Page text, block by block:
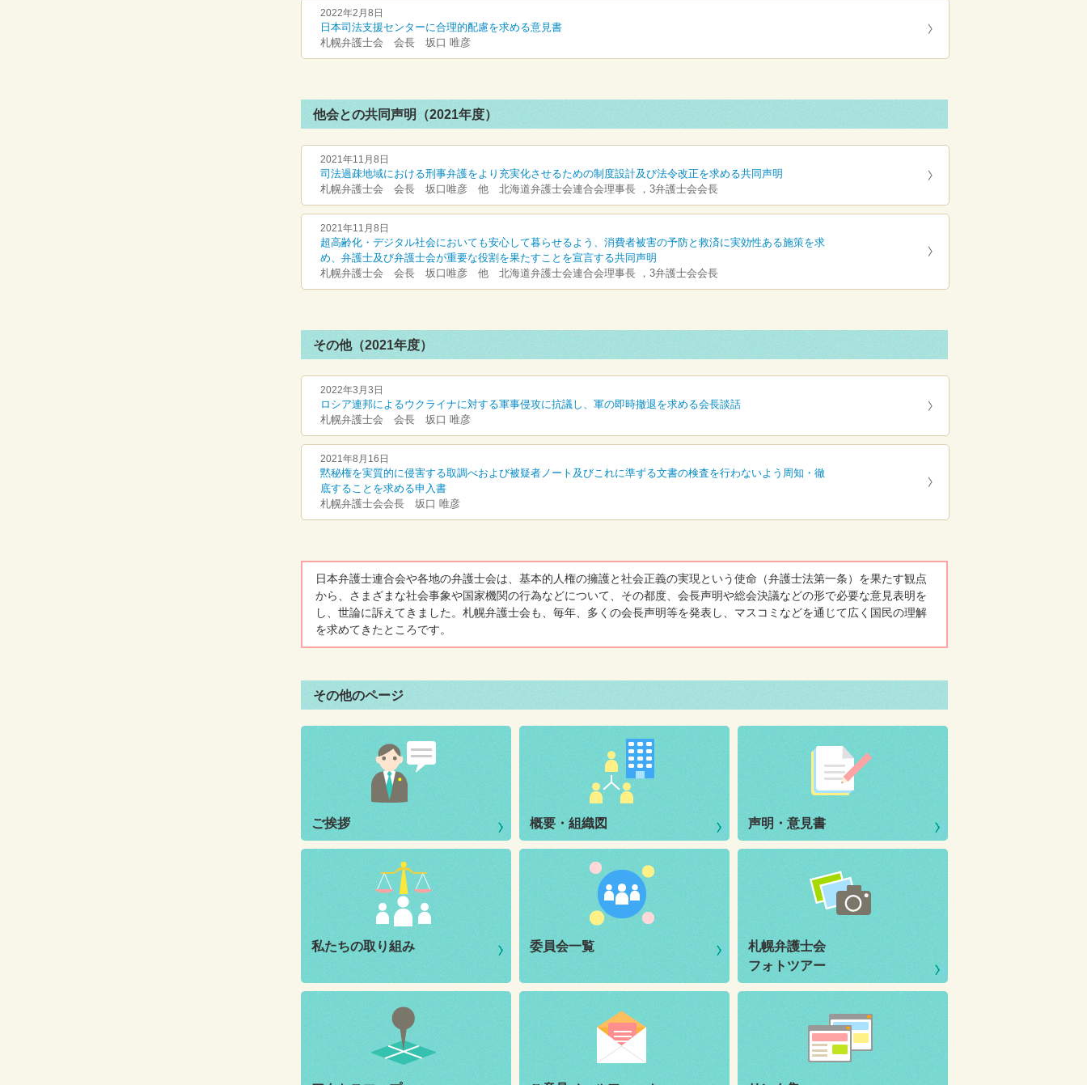
2022年2月8日
日本司法支援センターに合理的配慮を求める意見書
札幌弁護士会 会長 坂口 唯彦
他会との共同声明（2021年度）
2021年11月8日
司法過疎地域における刑事弁護をより充実化させるための制度設計及び法令改正を求める共同声明
札幌弁護士会 会長 坂口唯彦 他 北海道弁護士会連合会理事長 ，3弁護士会会長
2021年11月8日
超高齢化・デジタル社会においても安心して暮らせるよう、消費者被害の予防と救済に実効性ある施策を求
め、弁護士及び弁護士会が重要な役割を果たすことを宣言する共同声明
札幌弁護士会 会長 坂口唯彦 他 北海道弁護士会連合会理事長 ，3弁護士会会長
その他（2021年度）
2022年3月3日
ロシア連邦によるウクライナに対する軍事侵攻に抗議し、軍の即時撤退を求める会長談話
札幌弁護士会 会長 坂口 唯彦
2021年8月16日
黙秘権を実質的に侵害する取調べおよび被疑者ノート及びこれに準ずる文書の検査を行わないよう周知・徹
底することを求める申入書
札幌弁護士会会長 坂口 唯彦
日本弁護士連合会や各地の弁護士会は、基本的人権の擁護と社会正義の実現という使命（弁護士法第一条）を果たす観点
から、さまざまな社会事象や国家機関の行為などについて、その都度、会長声明や総会決議などの形で必要な意見表明を
し、世論に訴えてきました。札幌弁護士会も、毎年、多くの会長声明等を発表し、マスコミなどを通じて広く国民の理解
を求めてきたところです。
その他のページ
ご挨拶 概要・組織図 声明・意見書
私たちの取り組み 委員会一覧
札幌弁護士会
フォトツアー